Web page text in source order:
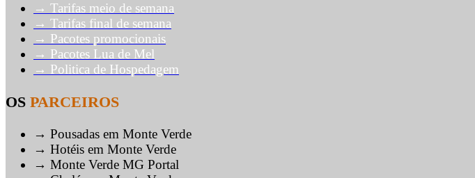
→ Tarifas meio de semana
→ Tarifas final de semana
→ Pacotes promocionais
→ Pacotes Lua de Mel
→ Politica de Hospedagem
OS PARCEIROS
→ Pousadas em Monte Verde
→ Hotéis em Monte Verde
→ Monte Verde MG Portal